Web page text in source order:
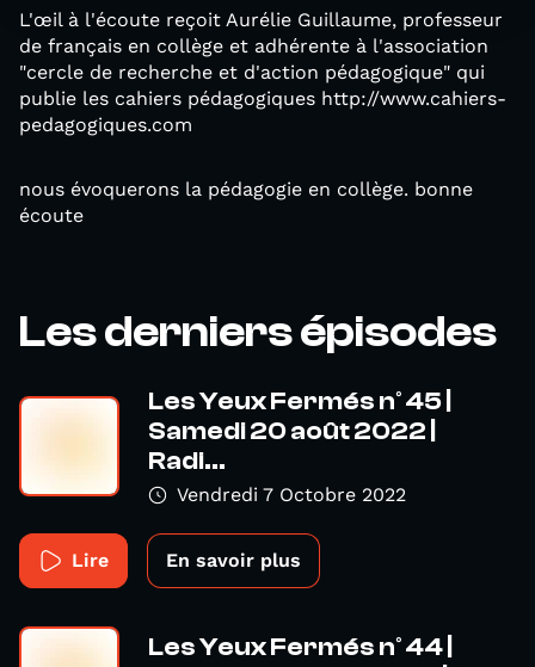
L'œil à l'écoute reçoit Aurélie Guillaume, professeur
de français en collège et adhérente à l'association
"cercle de recherche et d'action pédagogique" qui
publie les cahiers pédagogiques http://www.cahiers-
pedagogiques.com
nous évoquerons la pédagogie en collège. bonne
écoute
Les derniers épisodes
Les Yeux Fermés n° 45 |
Samedi 20 août 2022 |
Radi...
Vendredi 7 Octobre 2022
Lire En savoir plus
Les Yeux Fermés n° 44 |